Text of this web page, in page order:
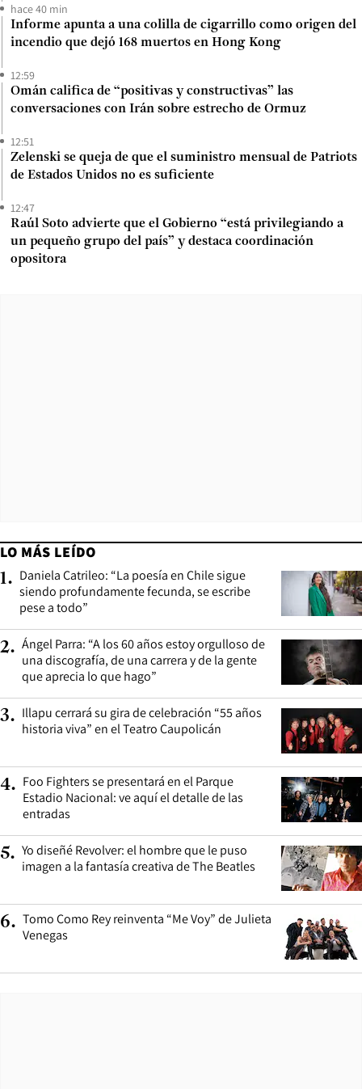
hace 40 min
Informe apunta a una colilla de cigarrillo como origen del
incendio que dejó 168 muertos en Hong Kong
12:59
Omán califica de “positivas y constructivas” las
conversaciones con Irán sobre estrecho de Ormuz
12:51
Zelenski se queja de que el suministro mensual de Patriots
de Estados Unidos no es suficiente
12:47
Raúl Soto advierte que el Gobierno “está privilegiando a
un pequeño grupo del país” y destaca coordinación
opositora
LO MÁS LEÍDO
1. Daniela Catrileo: “La poesía en Chile sigue
siendo profundamente fecunda, se escribe
pese a todo”
2. Ángel Parra: “A los 60 años estoy orgulloso de
una discografía, de una carrera y de la gente
que aprecia lo que hago”
3. Illapu cerrará su gira de celebración “55 años
historia viva” en el Teatro Caupolicán
4. Foo Fighters se presentará en el Parque
Estadio Nacional: ve aquí el detalle de las
entradas
5. Yo diseñé Revolver: el hombre que le puso
imagen a la fantasía creativa de The Beatles
6. Tomo Como Rey reinventa “Me Voy” de Julieta
Venegas